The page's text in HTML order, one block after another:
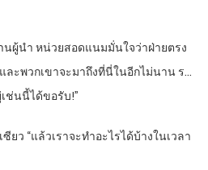
นผู้นำ หน่วยสอดแนมมั่นใจว่าฝ่ายตรง
ะพวกเขาจะมาถึงที่นี่ในอีกไม่นาน ร…
ช่นนี้ได้ขอรับ!”
ว “แล้วเราจะทำอะไรได้บ้างในเวลา